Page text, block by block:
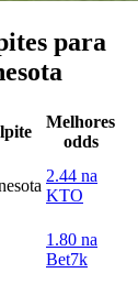
para
Melhores
odds
2.44 na
KTO
1.80 na
Bet7k